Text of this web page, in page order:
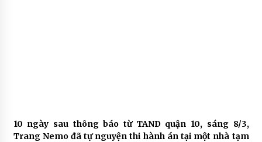
10 ngày sau thông báo từ TAND quận 10, sáng 8/3,
Trang Nemo đã tự nguyện thi hành án tại một nhà tạm